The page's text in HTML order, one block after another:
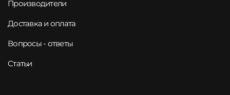
Производители
Доставка и оплата
Вопросы - ответы
Статьи